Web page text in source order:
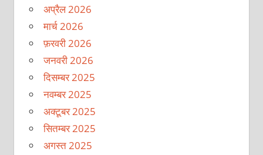
अप्रैल 2026
मार्च 2026
फ़रवरी 2026
जनवरी 2026
दिसम्बर 2025
नवम्बर 2025
अक्टूबर 2025
सितम्बर 2025
अगस्त 2025